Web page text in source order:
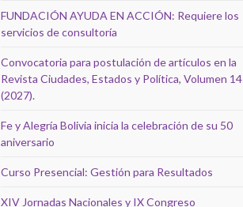
FUNDACIÓN AYUDA EN ACCIÓN: Requiere los
servicios de consultoría
Convocatoria para postulación de artículos en la
Revista Ciudades, Estados y Política, Volumen 14
(2027).
Fe y Alegría Bolivia inicia la celebración de su 50
aniversario
Curso Presencial: Gestión para Resultados
XIV Jornadas Nacionales y IX Congreso